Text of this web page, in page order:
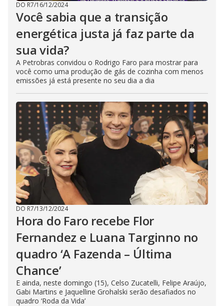
DO R7/16/12/2024
Você sabia que a transição
energética justa já faz parte da
sua vida?
A Petrobras convidou o Rodrigo Faro para mostrar para
você como uma produção de gás de cozinha com menos
emissões já está presente no seu dia a dia
DO R7/13/12/2024
Hora do Faro recebe Flor
Fernandez e Luana Targinno no
quadro ‘A Fazenda – Última
Chance’
E ainda, neste domingo (15), Celso Zucatelli, Felipe Araújo,
Gabi Martins e Jaquelline Grohalski serão desafiados no
quadro ‘Roda da Vida’